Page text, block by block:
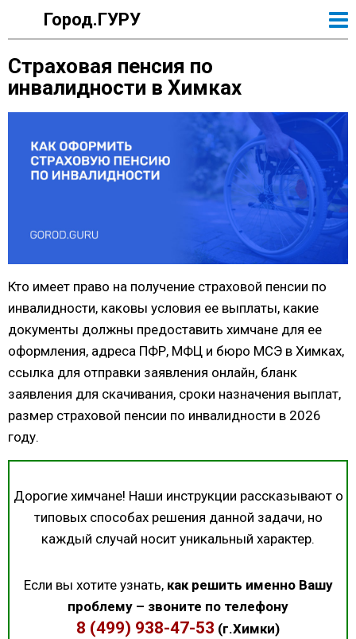
Город.ГУРУ
Страховая пенсия по
инвалидности в Химках
Кто имеет право на получение страховой пенсии по
инвалидности, каковы условия ее выплаты, какие
документы должны предоставить химчане для ее
оформления, адреса ПФР, МФЦ и бюро МСЭ в Химках,
ссылка для отправки заявления онлайн, бланк
заявления для скачивания, сроки назначения выплат,
размер страховой пенсии по инвалидности в 2026
году.
Дорогие химчане! Наши инструкции рассказывают о
типовых способах решения данной задачи, но
каждый случай носит уникальный характер.
Если вы хотите узнать, как решить именно Вашу
проблему – звоните по телефону
8 (499) 938-47-53 (г.Химки)